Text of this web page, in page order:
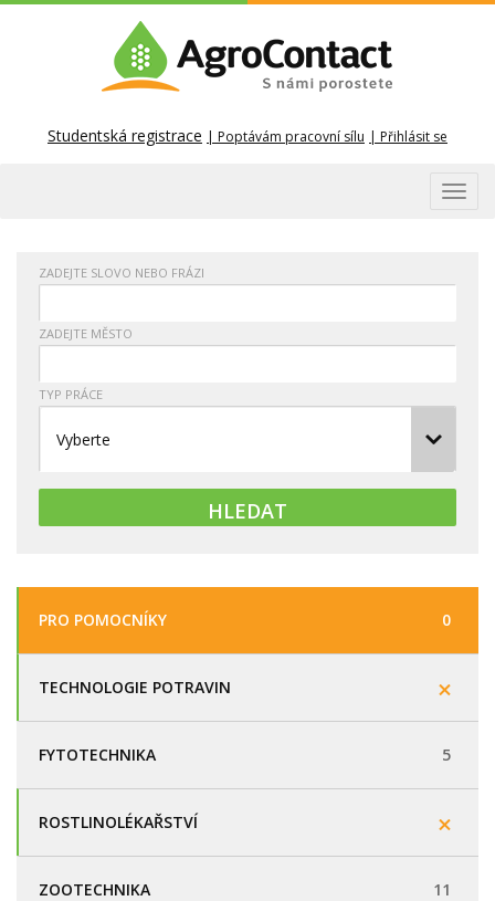
Studentská registrace Poptávám pracovní sílu Přihlásit se
ZADEJTE SLOVO NEBO FRÁZI
ZADEJTE MĚSTO
TYP PRÁCE
0
PRO POMOCNÍKY
TECHNOLOGIE POTRAVIN
5
FYTOTECHNIKA
ROSTLINOLÉKAŘSTVÍ
11
ZOOTECHNIKA